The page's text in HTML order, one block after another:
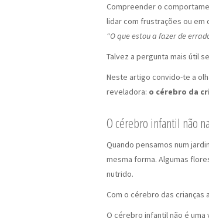
Compreender o
lidar com frustrações ou
“O que estou a fazer de
Talvez a pergunta mais útil
Neste artigo convido-te a
reveladora: o cérebro da
O cérebro infantil não
Quando pensamos num
mesma forma. Algumas
nutrido.
Com o cérebro das crianças
O cérebro infantil não é